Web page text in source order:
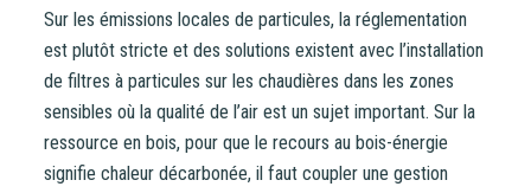
Sur les émissions locales de particules, la réglementation
est plutôt stricte et des solutions existent avec l’installation
de filtres à particules sur les chaudières dans les zones
sensibles où la qualité de l’air est un sujet important. Sur la
ressource en bois, pour que le recours au bois-énergie
signifie chaleur décarbonée, il faut coupler une gestion